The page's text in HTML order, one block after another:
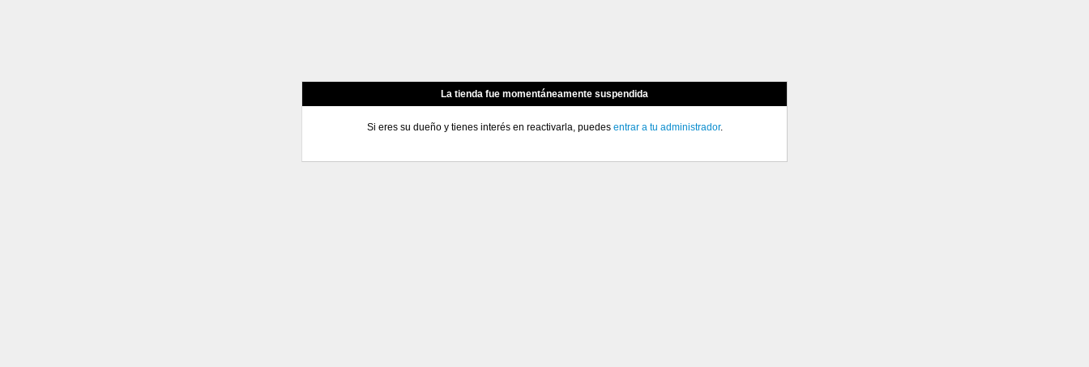
La tienda fue momentáneamente suspendida
Si eres su dueño y tienes interés en reactivarla, puedes entrar a tu administrador.